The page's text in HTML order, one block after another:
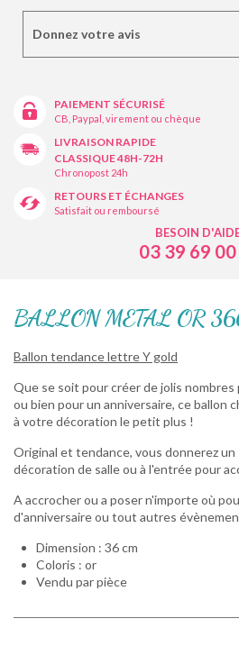
Donnez votre avis
PAIEMENT SÉCURISÉ
CB, Paypal, virement ou chèque
LIVRAISON RAPIDE
CLASSIQUE 48H-72H
Chronopost 24h
RETOURS ET ÉCHANGES
Satisfait ou remboursé
BESOIN
03 39 69
BALLON METAL OR
Ballon tendance lettre Y gold
Que se soit pour créer de jolis
ou bien pour un anniversaire, ce ballon
à votre décoration le petit plus !
Original et tendance, vous donnerezun
décoration de salle ou à l'entrée pour
A accrocher ou a poser n'importe où
d'anniversaire ou tout autres
Dimension : 36 cm
Coloris : or
Vendu par pièce